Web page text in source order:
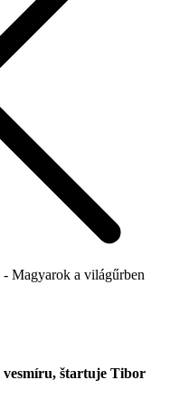
Magyarok a világűrben
štartuje Tibor